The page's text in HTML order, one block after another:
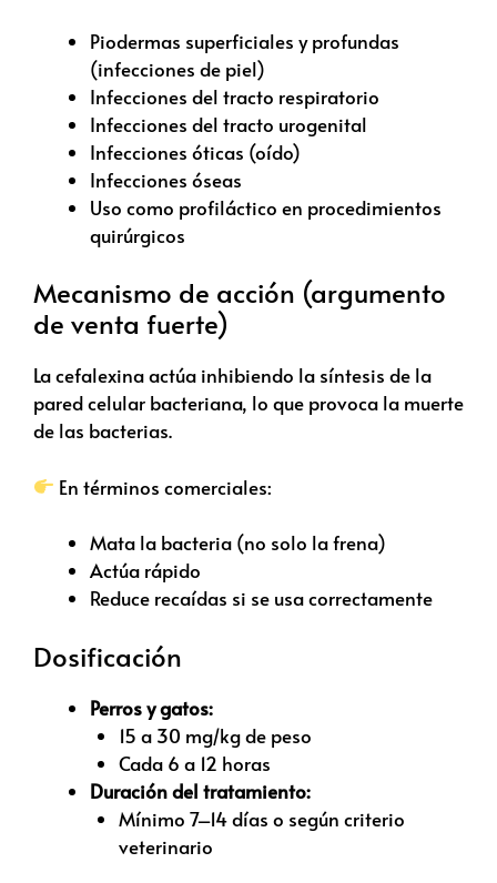
Piodermas superficiales y profundas
(infecciones de piel)
Infecciones del tracto respiratorio
Infecciones del tracto urogenital
Infecciones óticas (oído)
Infecciones óseas
Uso como profiláctico en procedimientos
quirúrgicos
Mecanismo de acción (argumento
de venta fuerte)
La cefalexina actúa inhibiendo la síntesis de la
pared celular bacteriana, lo que provoca la muerte
de las bacterias.
En términos comerciales:
Mata la bacteria (no solo la frena)
Actúa rápido
Reduce recaídas si se usa correctamente
Dosificación
Perros y gatos:
15 a 30 mg/kg de peso
Cada 6 a 12 horas
Duración del tratamiento:
Mínimo 7–14 días o según criterio
veterinario